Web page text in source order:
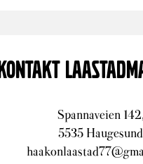
KONTAKT
Spannaveien
5535 Haugesund